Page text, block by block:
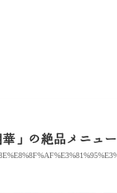
」の絶品メニュ